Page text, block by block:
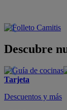
Descubre
Tarjeta
Descuentos y más